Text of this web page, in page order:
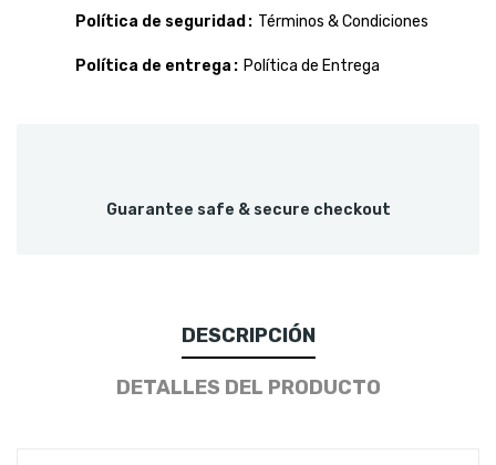
Política de seguridad Términos & Condiciones
Política de entrega Política de Entrega
Guarantee safe & secure checkout
DESCRIPCIÓN
DETALLES DEL PRODUCTO